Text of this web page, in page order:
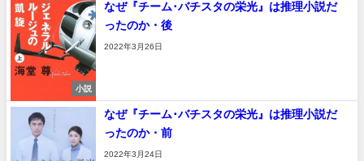
小説
なぜ『チーム･バチスタの栄光』は推理小説だ
ったのか・後
2022年3月26日
なぜ『チーム･バチスタの栄光』は推理小説だ
ったのか・前
2022年3月24日